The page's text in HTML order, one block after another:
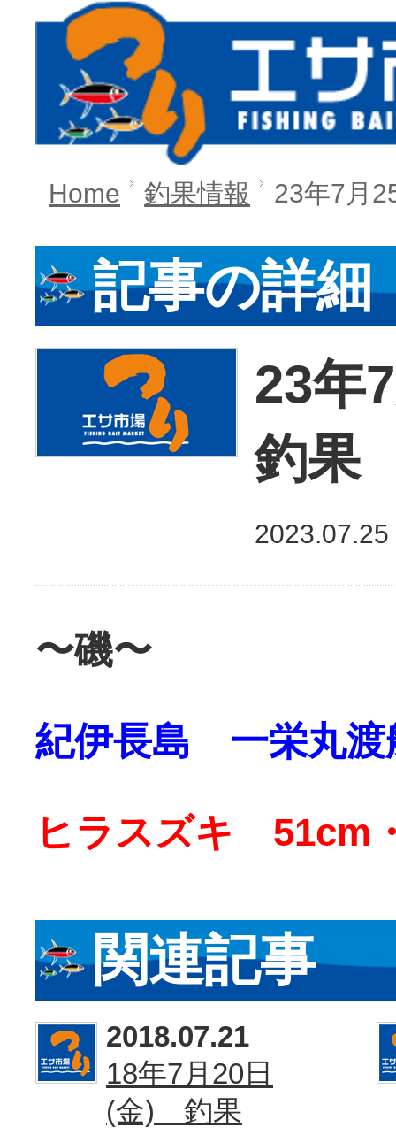
Home 釣果情報 23年7月
記事の詳細
23年
釣果
2023.07.25
〜磯〜
紀伊長島 一栄丸渡
ヒラスズキ 51cm
関連記事
2018.07.21
18年7月20日
(金) 釣果